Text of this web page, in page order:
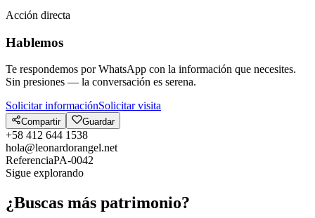
Acción directa
Hablemos
Te respondemos por WhatsApp con la información que necesites.
Sin presiones — la conversación es serena.
Solicitar informaciónSolicitar visita
Compartir Guardar
+58 412 644 1538
hola@leonardorangel.net
ReferenciaPA-0042
Sigue explorando
¿Buscas más patrimonio?